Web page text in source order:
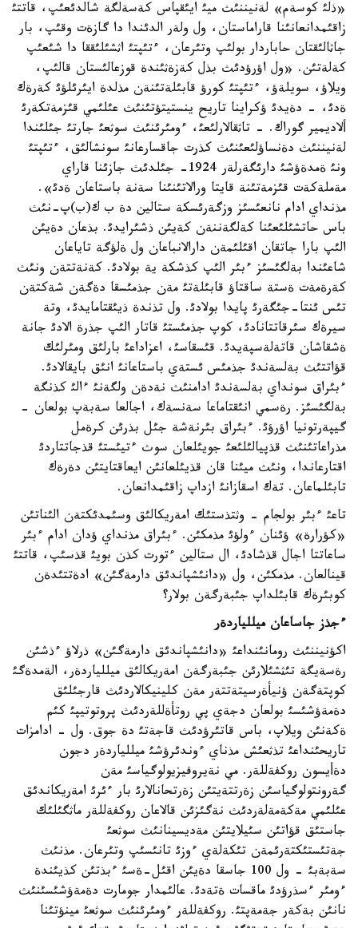
«ذلئ كوسةم» لةنيننئث ميئ ايئقپاس كةسةلگة شالدئعئپ، قاتتئ
زاقئمدانعانئنا قاراماستان، ول ولةر الدئندا دا گازةت وقئپ، بار
جاثالئقتان حاباردار بولئپ وتئرعان، ءتئپتئ اثشئلئققا دا شئعئپ
كةلةتئن. «ول اؤرؤدئث بذل كةزةثئندة قوزعالئستان قالئپ،
ويلاؤ، سويلةؤ، ءتئپتئ كورؤ قابئلةتئنةن مذلدة ايئرئلؤئ كةرةك
ةدئ، - دةيدئ ؤكراينا تاريح ينستيتؤتئنئث عئلئمي قئزمةتكةرئ
ألاديمير گوراك. - تاثقالارلئعئ، ءومئرئنئث سوثعئ جارتئ جئلئندا
لةنيننئث دةنساؤلئعئنئث كذرت جاقسارعانئ سونشالئق، ءتئپتئ
ونئ ةمدةؤشئ دارئگةرلةر 1924- جئلدئث جازئنا قاراي
مةملةكةت قئزمةتئنة قايتا ورالاتئنئنا سةنة باستاعان ةدئ».
مذنداي ادام نانعئسئز وزگةرئسكة ستالين دة ب ك(ب)پ-نئث
باس حاتشئلئعئنا كةلگةننةن كةيئن ذشئرايدئ. بذعان دةيئن
الئپ بارا جاتقان اقئلئمةن دارالانباعان ول ةلؤگة تاياعان
شاعئندا بةلگئسئز ءبئر الئپ كذشكة ية بولادئ. كةنةتتةن ونئث
كةرةمةت ةستة ساقتاؤ قابئلةتئ مةن جذمئسقا دةگةن شةكتةن
تئس ئنتا-جئگةرئ پايدا بولادئ. ول تذندة ذيئقتامايدئ، وتة
سيرةك سئرقاتتانادئ، كوپ جذمئستئ قاتار الئپ جذرة الادئ جانة
ةشقاشان قاتةلةسپةيدئ. قئسقاسئ، اعزاداعئ بارلئق ومئرلئك
قؤاتتئث بةلسةندئ جذمئس ئستةي باستاعانئ انئق بايقالادئ.
ءبئراق سونداي بةلسةندئ ادامنئث نةدةن ولگةنئ ءالئ كذنگة
بةلگئسئز. رةسمي انئقتاماعا سةنسةك، اجالعا سةبةپ بولعان -
گيپةرتونيا اؤرؤئ. ءبئراق بئرنةشة جئل بذرئن كرةمل
مذراعاتئنئث قذپيالئلئعئ جويئلعان سوث ءتيئستئ قذجاتتاردئ
اقتارعاندا، ونئث ميئنا قان قذيئلعانئن ايعاقتايتئن دةرةك
تابئلماعان. تةك اسقازانئ ازداپ زاقئمدانعان.
تاعئ ءبئر بولجام - وثتذستئك امةريكالئق وسئمدئكتةن الئناتئن
«كؤرارة» ؤئنان ءولؤئ مذمكئن. ءبئراق مذنداي ؤدان ادام ءبئر
ساعاتتا اجال قذشادئ، ال ستالين ءتورت كذن بويئ قذسئپ، قاتتئ
قينالعان. مذمكئن، ول «دانئشپاندئق دارمةگئن» ادةتتئدةن
كوبئرةك قابئلداپ جئبةرگةن بولار؟
ءجذز جاساعان ميللياردةر
اكؤنيننئث رومانئنداعئ «دانئشپاندئق دارمةگئن» ذرلاؤ ءذشئن
رةسةيگة تئثشئلارئن جئبةرگةن امةريكالئق ميللياردةر، الةمدةگئ
كوپتةگةن ؤنيأةرسيتةتتةر مةن كلينيكالاردئث قارجئلئق
دةمةؤشئسئ بولعان دجةي پي روتأةللةردئث پروتوتيپئ كئم
ةكةنئن ويلاپ، باس قاتئرؤدئث قاجةتئ دة جوق. ول - ادامزات
تاريحئنداعئ تذثعئش مذناي ءوندئرؤشئ ميللياردةر دجون
دةأيسون روكفةللةر. مي نةيروفيزيولوگياسئ مةن
گةرونتولوگياسئن زةرتتةيتئن زةرتحانالارئ بار ءئرئ امةريكاندئق
عئلئمي مةكةمةلةردئث نةگئزئن قالاعان روكفةللةر ماثگئلئك
جاستئق قؤاتئن سئيلايتئن مةديسينانئث سوثعئ
جةتئستئكتةرئمةن تئكةلةي ءوزئ تانئسئپ وتئرعان. مذنئث
سةبةبئ - ول 100 جاسقا دةيئن اقئل-ةسئ ءبذتئن كذيئندة
ءومئر ءسذرؤدئ ماقسات ةتةدئ. عالئمدار جومارت دةمةؤشئسئنئث
نانئن بةكةر جةمةپتئ. روكفةللةر ءومئرئنئث سوثعئ مينؤتئنا